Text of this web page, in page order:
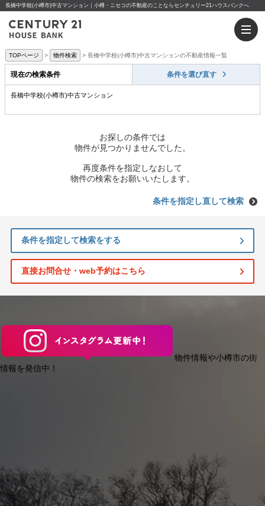
長橋中学校(小樽市)中古マンション｜小樽・ニセコの不動産のことならセンチュリー21ハウスバンクへ
TOPページ 物件検索 長橋中学校(小樽市)中古マンションの不動産情報一覧
現在の検索条件 条件を選び直す
長橋中学校(小樽市)中古マンション
お探しの条件では
物件が見つかりませんでした。
再度条件を指定しなおして
物件の検索をお願いいたします。
条件を指定し直して検索
条件を指定して検索をする
直接お問合せ・web予約はこちら
物件情報や小樽市の街
情報を発信中！